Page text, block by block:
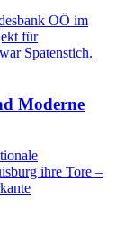
OÖ im
für
Spatenstich.
Moderne
ihre Tore –